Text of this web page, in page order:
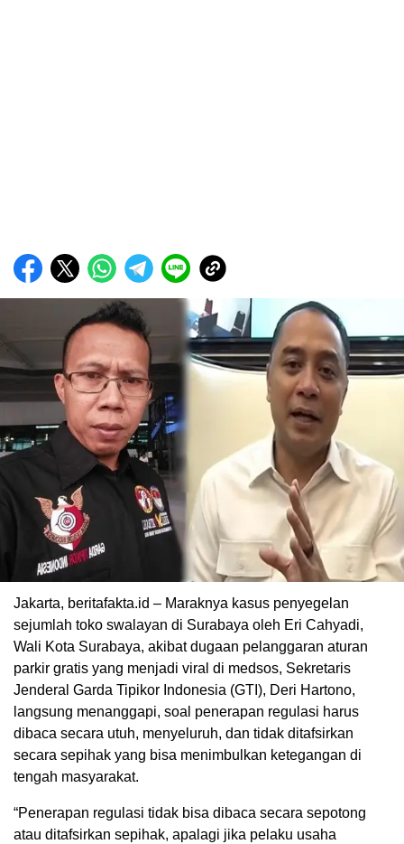
Jakarta, beritafakta.id – Maraknya kasus penyegelan
sejumlah toko swalayan di Surabaya oleh Eri Cahyadi,
Wali Kota Surabaya, akibat dugaan pelanggaran aturan
parkir gratis yang menjadi viral di medsos, Sekretaris
Jenderal Garda Tipikor Indonesia (GTI), Deri Hartono,
langsung menanggapi, soal penerapan regulasi harus
dibaca secara utuh, menyeluruh, dan tidak ditafsirkan
secara sepihak yang bisa menimbulkan ketegangan di
tengah masyarakat.
“Penerapan regulasi tidak bisa dibaca secara sepotong
atau ditafsirkan sepihak, apalagi jika pelaku usaha